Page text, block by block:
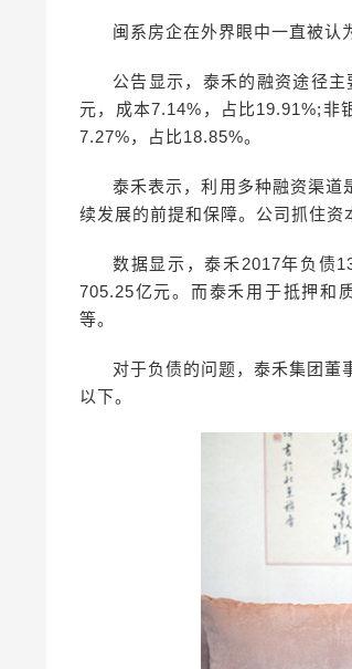
闽系房企在外界眼中一直被认
公告显示，泰禾的融资途径
元，成本7.14%，占比19.91%;非
7.27%，占比18.85%。
泰禾表示，利用多种融资渠道
续发展的前提和保障。公司抓住资
数据显示，泰禾2017年负债
705.25亿元。而泰禾用于抵押和
等。
对于负债的问题，泰禾集团董
以下。